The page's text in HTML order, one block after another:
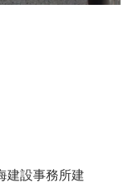
建設事務所建